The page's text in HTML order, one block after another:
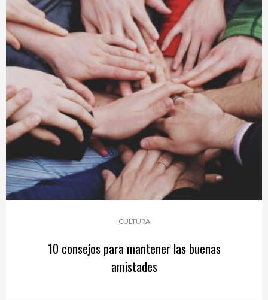
CULTURA
10 consejos para mantener las buenas
amistades